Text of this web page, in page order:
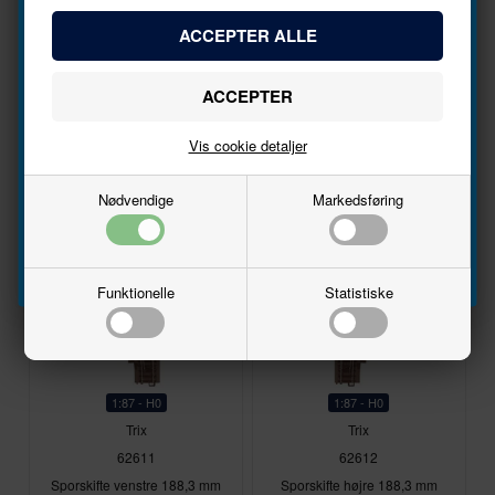
Nødvendige Markedsføring
Funktionelle Statistiske
Vis cookie detaljer
62430
Buet skinne R4, 579,3 mm,
30° DC
På lager
62530
Buet skinne R5, 643,6 mm,
30° DC
På lager
1:87 - H0
Trix
62611
Sporskifte venstre 188,3 mm
1:87 - H0
Trix
62612
Sporskifte højre 188,3 mm
Bliv den første til at høre, når der kommer nye